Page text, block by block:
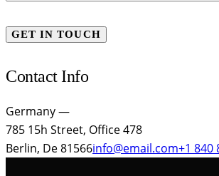
Contact Info
Germany —
785 15h Street, Office 478
Berlin, De 81566info@email.com+1 840